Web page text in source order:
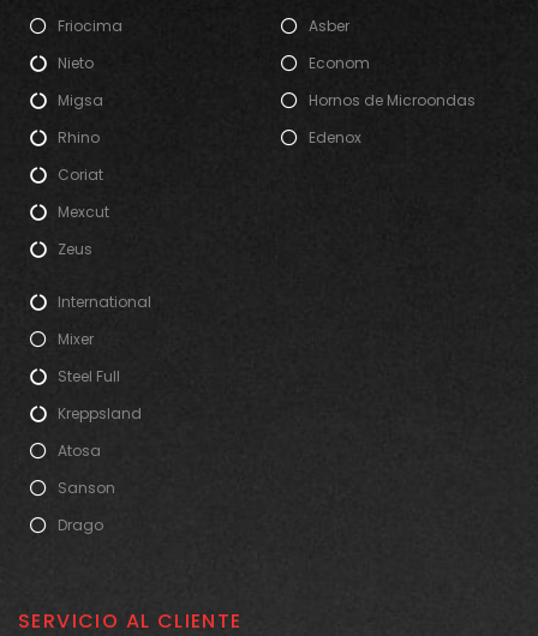
Friocima
Nieto
Migsa
Rhino
Coriat
Mexcut
Zeus
Asber
Econom
Hornos de Microondas
Edenox
International
Mixer
Steel Full
Kreppsland
Atosa
Sanson
Drago
SERVICIO AL CLIENTE